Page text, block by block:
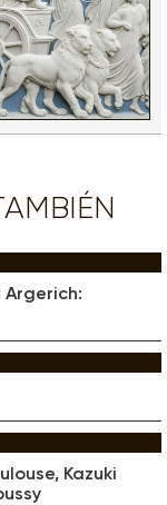
Argerich:
Kazuki